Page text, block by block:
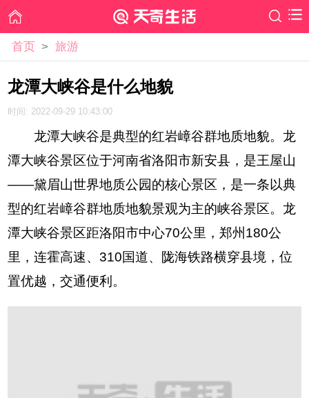
首页 > 旅游
龙潭大峡谷是什么地貌
时间: 2022-09-29 10:43:00
龙潭大峡谷是典型的红岩嶂谷群地质地貌。龙
潭大峡谷景区位于河南省洛阳市新安县，是王屋山
——黛眉山世界地质公园的核心景区，是一条以典
型的红岩嶂谷群地质地貌景观为主的峡谷景区。龙
潭大峡谷景区距洛阳市中心70公里，郑州180公
里，连霍高速、310国道、陇海铁路横穿县境，位
置优越，交通便利。